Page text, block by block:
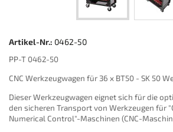
Artikel-Nr.: 0462-50
PP-T 0462-50
CNC Werkzeugwagen für 36 x BT50 - SK 50
Dieser Werkzeugwagen eignet sich für die
den sicheren Transport von Werkzeugen für
Numerical Control"-Maschinen (CNC-